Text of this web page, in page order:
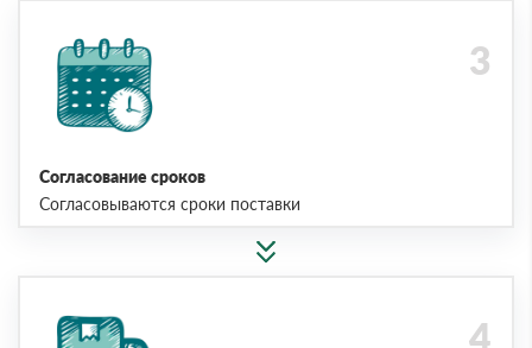
Согласование сроков
Согласовываются сроки поставки